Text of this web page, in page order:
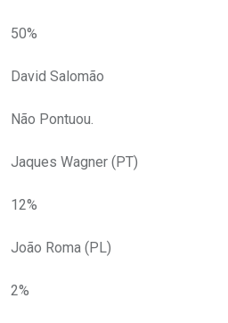
50%
David Salomão
Não Pontuou.
Jaques Wagner (PT)
12%
João Roma (PL)
2%